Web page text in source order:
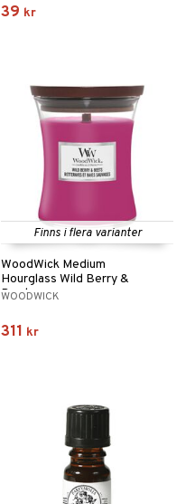
39 kr
Finns i flera varianter
WoodWick Medium
Hourglass Wild Berry &
Beets
WOODWICK
311 kr